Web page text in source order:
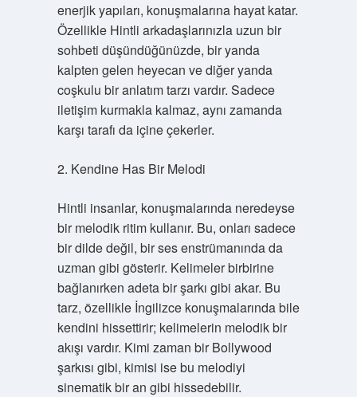
enerjik yapıları, konuşmalarına hayat katar.
Özellikle Hintli arkadaşlarınızla uzun bir
sohbeti düşündüğünüzde, bir yanda
kalpten gelen heyecan ve diğer yanda
coşkulu bir anlatım tarzı vardır. Sadece
iletişim kurmakla kalmaz, aynı zamanda
karşı tarafı da içine çekerler.
2. Kendine Has Bir Melodi
Hintli insanlar, konuşmalarında neredeyse
bir melodik ritim kullanır. Bu, onları sadece
bir dilde değil, bir ses enstrümanında da
uzman gibi gösterir. Kelimeler birbirine
bağlanırken adeta bir şarkı gibi akar. Bu
tarz, özellikle İngilizce konuşmalarında bile
kendini hissettirir; kelimelerin melodik bir
akışı vardır. Kimi zaman bir Bollywood
şarkısı gibi, kimisi ise bu melodiyi
sinematik bir an gibi hissedebilir.